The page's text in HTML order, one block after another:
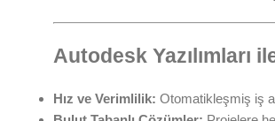
Autodesk Yazılımları
Hız ve Verimlilik: Otomatikleşmiş iş